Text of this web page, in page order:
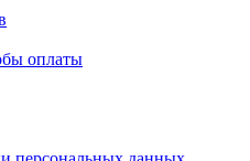
оплаты